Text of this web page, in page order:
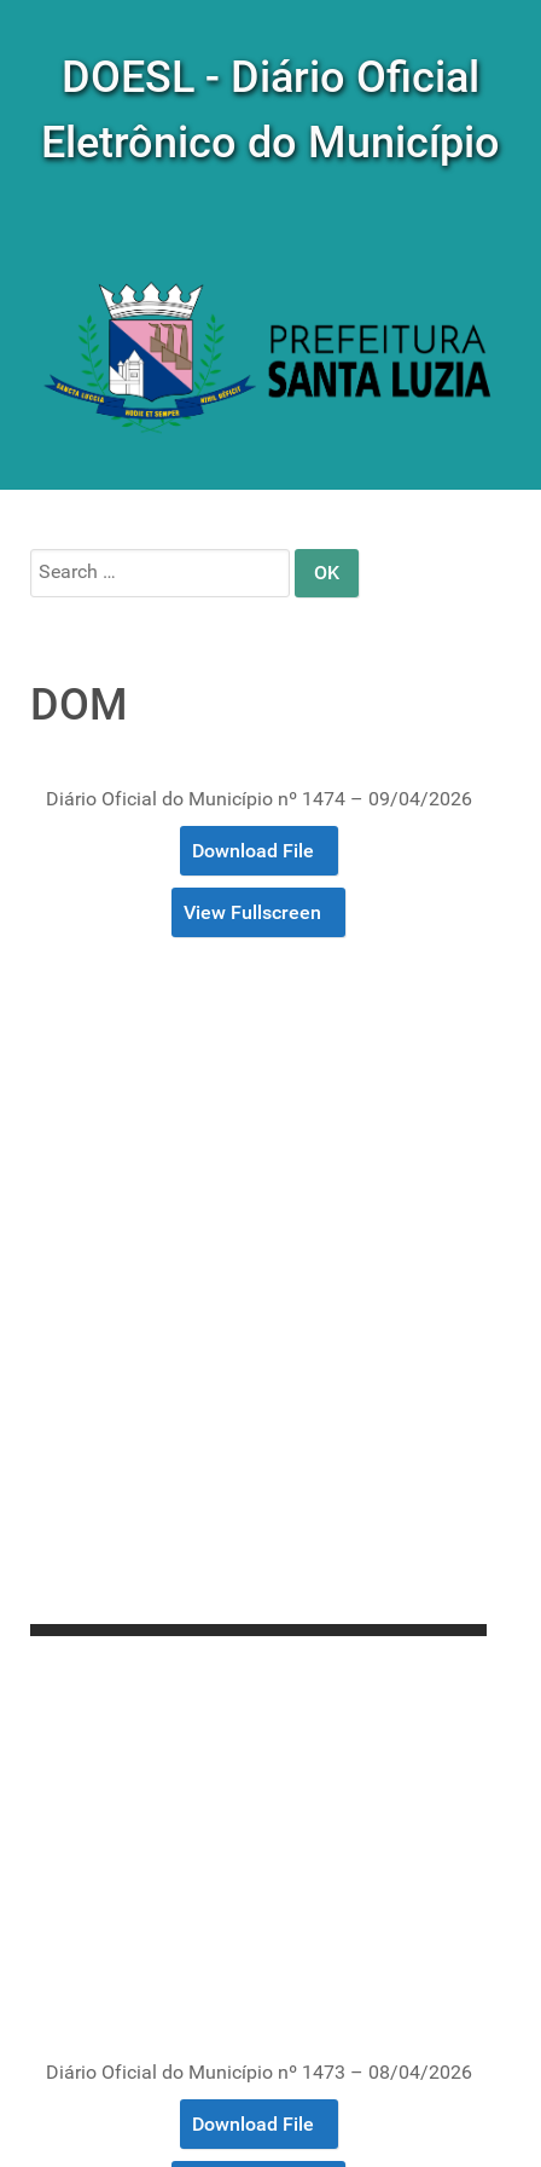
DOESL - Diário Oficial
Eletrônico do Município
Search
for:
DOM
Diário Oficial do Município nº 1474 – 09/04/2026
Download File
View Fullscreen
Diário Oficial do Município nº 1473 – 08/04/2026
Download File